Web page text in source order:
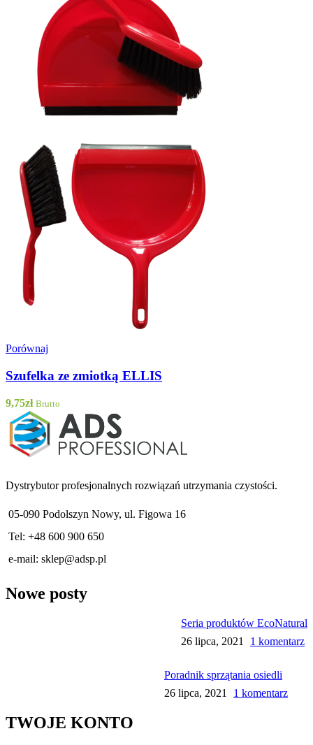
Porównaj
Szufelka ze zmiotką ELLIS
9,75zł Brutto
Dystrybutor profesjonalnych rozwiązań utrzymania czystości.
05-090 Podolszyn Nowy, ul. Figowa 16
Tel: +48 600 900 650
e-mail: sklep@adsp.pl
Nowe posty
Seria produktów EcoNatural
26 lipca, 2021
1 komentarz
Poradnik sprzątania osiedli
26 lipca, 2021
1 komentarz
TWOJE KONTO